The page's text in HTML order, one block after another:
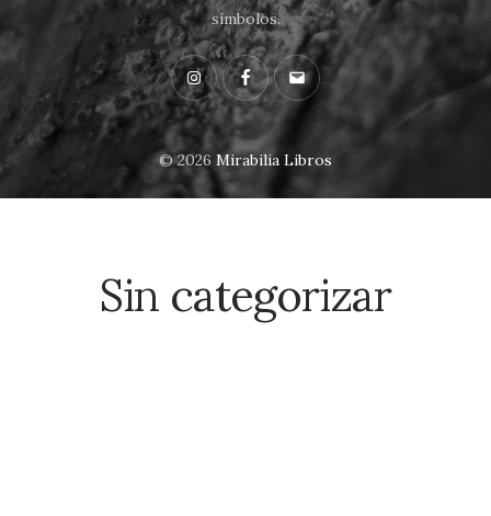
símbolos.
InstagramFacebook
Email
© 2026 Mirabilia Libros
Sin categorizar